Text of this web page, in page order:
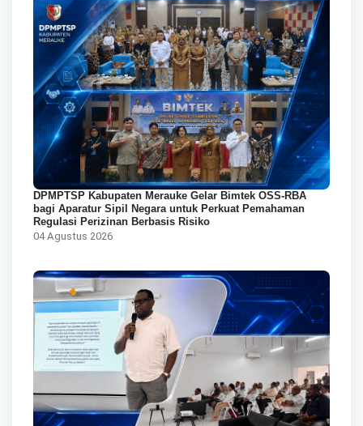
DPMPTSP Kabupaten Merauke Gelar Bimtek OSS-RBA
bagi Aparatur Sipil Negara untuk Perkuat Pemahaman
Regulasi Perizinan Berbasis Risiko
04 Agustus 2026